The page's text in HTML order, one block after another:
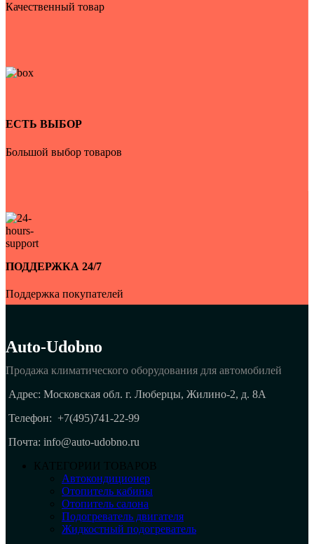
Качественный товар
ЕСТЬ ВЫБОР
Большой выбор товаров
ПОДДЕРЖКА 24/7
Поддержка покупателей
Auto-Udobno
Продажа климатического оборудования для автомобилей
Адрес: Московская обл. г. Люберцы, Жилино-2, д. 8A
Телефон: +7(495)741-22-99
Почта: info@auto-udobno.ru
КАТЕГОРИИ ТОВАРОВ
Автокондиционер
Отопитель кабины
Отопитель салона
Подогреватель двигателя
Жидкостный подогреватель